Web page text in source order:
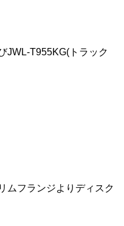
JWL-T955KG(トラック
ムフランジよりディスク